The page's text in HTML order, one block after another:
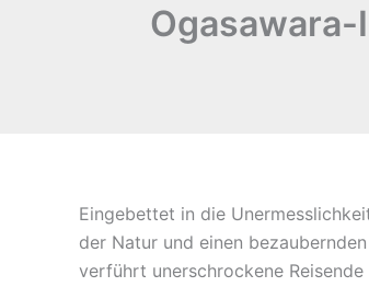
Eingebettet in die
der Natur und einen
verführt unerschrockene